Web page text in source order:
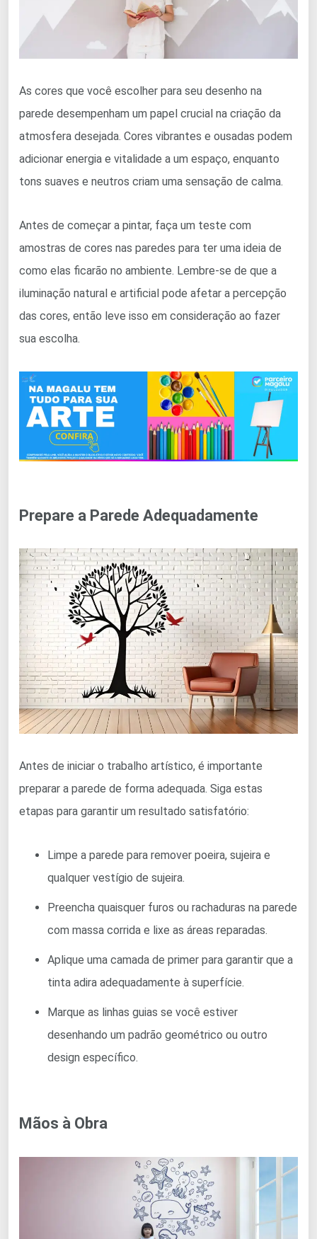
As cores que você escolher para seu desenho na
parede desempenham um papel crucial na criação da
atmosfera desejada. Cores vibrantes e ousadas podem
adicionar energia e vitalidade a um espaço, enquanto
tons suaves e neutros criam uma sensação de calma.
Antes de começar a pintar, faça um teste com
amostras de cores nas paredes para ter uma ideia de
como elas ficarão no ambiente. Lembre-se de que a
iluminação natural e artificial pode afetar a percepção
das cores, então leve isso em consideração ao fazer
sua escolha.
Prepare a Parede Adequadamente
Antes de iniciar o trabalho artístico, é importante
preparar a parede de forma adequada. Siga estas
etapas para garantir um resultado satisfatório:
Limpe a parede para remover poeira, sujeira e
qualquer vestígio de sujeira.
Preencha quaisquer furos ou rachaduras na parede
com massa corrida e lixe as áreas reparadas.
Aplique uma camada de primer para garantir que a
tinta adira adequadamente à superfície.
Marque as linhas guias se você estiver
desenhando um padrão geométrico ou outro
design específico.
Mãos à Obra